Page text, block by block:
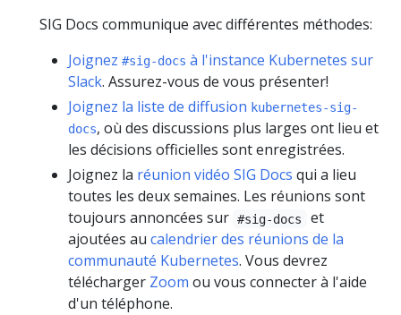
SIG Docs communique avec différentes méthodes:
Joignez #sig-docs à l'instance Kubernetes sur
Slack. Assurez-vous de vous présenter!
Joignez la liste de diffusion kubernetes-sig-
docs, où des discussions plus larges ont lieu et
les décisions officielles sont enregistrées.
Joignez la réunion vidéo SIG Docs qui a lieu
toutes les deux semaines. Les réunions sont
toujours annoncées sur #sig-docs
et
ajoutées au calendrier des réunions de la
communauté Kubernetes. Vous devrez
télécharger Zoom ou vous connecter à l'aide
d'un téléphone.